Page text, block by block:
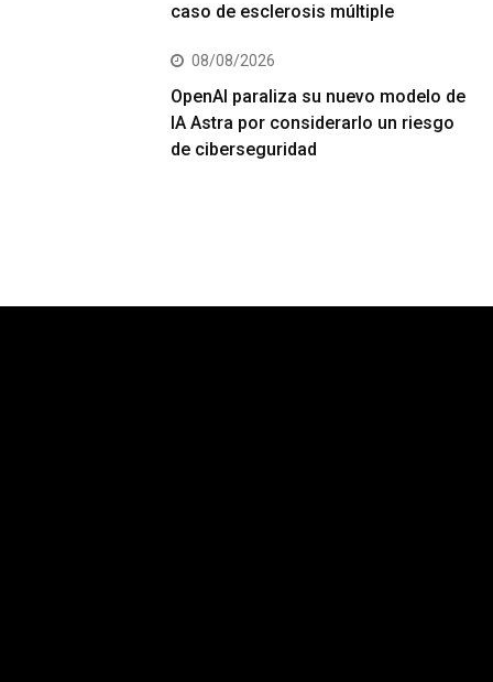
caso de esclerosis múltiple
08/08/2026
OpenAI paraliza su nuevo modelo de
IA Astra por considerarlo un riesgo
de ciberseguridad